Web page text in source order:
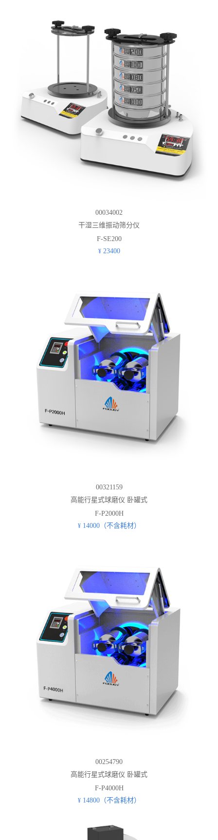
00034002
干湿三维振动筛分仪
F-SE200
¥ 23400
00321159
高能行星式球磨仪 卧罐式
F-P2000H
¥ 14000（不含耗材）
00254790
高能行星式球磨仪 卧罐式
F-P4000H
¥ 14800（不含耗材）